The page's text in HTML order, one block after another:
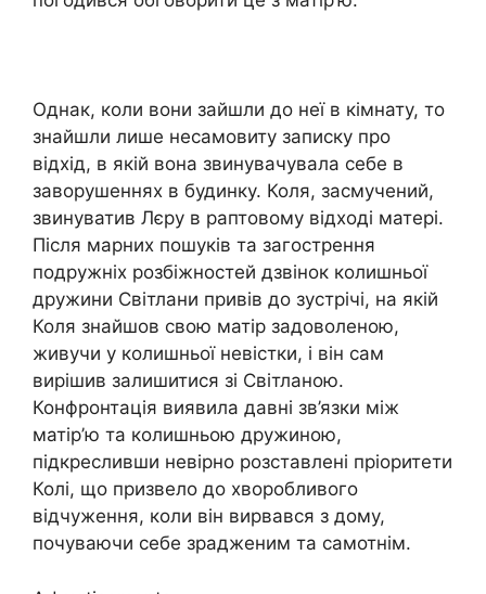
Однак, коли вони зайшли до неї в кімнату, то
знайшли лише несамовиту записку про
відхід, в якій вона звинувачувала себе в
заворушеннях в будинку. Коля, засмучений,
звинуватив Лєру в раптовому відході матері.
Після марних пошуків та загострення
подружніх розбіжностей дзвінок колишньої
дружини Світлани привів до зустрічі, на якій
Коля знайшов свою матір задоволеною,
живучи у колишньої невістки, і він сам
вирішив залишитися зі Світланою.
Конфронтація виявила давні зв’язки між
матір’ю та колишньою дружиною,
підкресливши невірно розставлені пріоритети
Колі, що призвело до хворобливого
відчуження, коли він вирвався з дому,
почуваючи себе зрадженим та самотнім.